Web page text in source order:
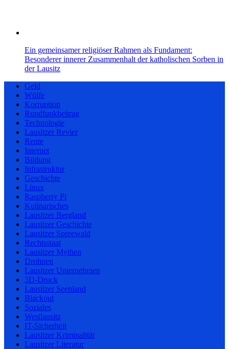
Ein gemeinsamer religiöser Rahmen als Fundament:
Besonderer innerer Zusammenhalt der katholischen Sorben in
der Lausitz
Geld
Wölfe
Korruption
Rundfunkbeitrag
Technologie
Lausitzer Revier
Rente
Internet
Bildung
Infrastruktur
Geschichte
Linux
Raspberry Pi
Kulinarisches
Lausitzer Bergland
Lausitzer Geschichte
Lausitzer Spreewald
Rechtsstaat
Lausitzer Mythen
Drohnen
Lausitzer Unternehmen
3D-Druck
Lausitzer Seenland
Blackout
Soziales
Westlausitz
IT-Sicherheit
Lausitzer Kriminalität
Lausitzer Literatur